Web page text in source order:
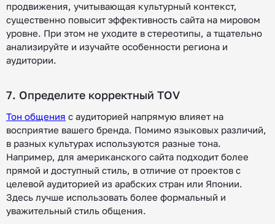
продвижения, учитывающая культурный контекст,
существенно повысит эффективность сайта на мировом
уровне. При этом не уходите в стереотипы, а тщательно
анализируйте и изучайте особенности региона и
аудитории.
7. Определите корректный TOV
Тон общения с аудиторией напрямую влияет на
восприятие вашего бренда. Помимо языковых различий,
в разных культурах используются разные тона.
Например, для американского сайта подходит более
прямой и доступный стиль, в отличие от проектов с
целевой аудиторией из арабских стран или Японии.
Здесь лучше использовать более формальный и
уважительный стиль общения.